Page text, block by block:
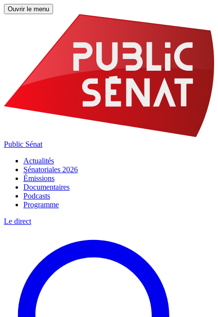
Ouvrir le menu
Public Sénat
Actualités
Sénatoriales 2026
Émissions
Documentaires
Podcasts
Programme
Le direct